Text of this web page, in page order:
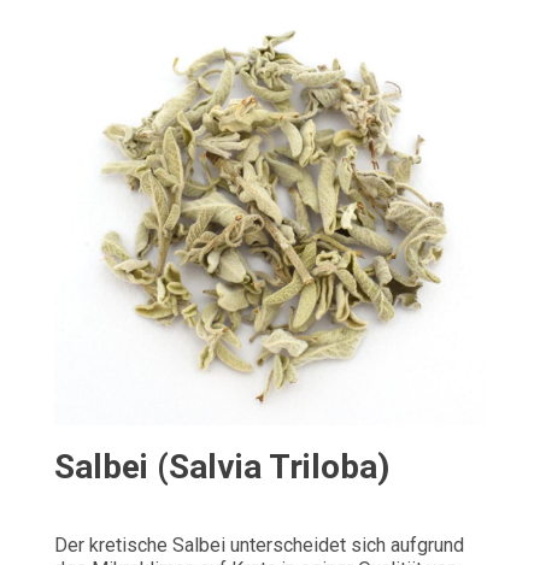
Salbei (Salvia Triloba)
Der kretische Salbei unterscheidet sich aufgrund